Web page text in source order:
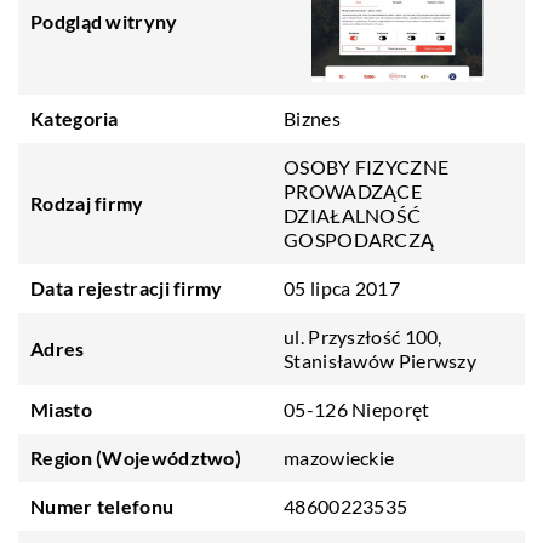
Podgląd witryny
Kategoria Biznes
Rodzaj firmy
OSOBY FIZYCZNE
PROWADZĄCE
DZIAŁALNOŚĆ
GOSPODARCZĄ
Data rejestracji firmy 05 lipca 2017
Adres
ul. Przyszłość 100,
Stanisławów Pierwszy
Miasto 05-126 Nieporęt
Region (Województwo) mazowieckie
Numer telefonu 48600223535